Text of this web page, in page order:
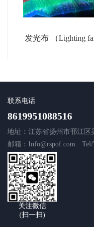
发光布 （Lighting
联系电话
8619951088516
地址：江苏省扬州市邗江区
邮箱：Info@rspof.com
Tel/
关注微信
(扫一扫)